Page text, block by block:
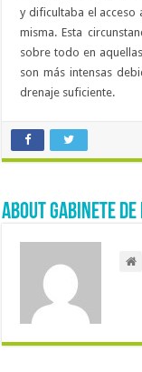
y dificultaba el acceso
misma. Esta
sobre todo en
son más intensas
drenaje suficiente.
About Gabinete